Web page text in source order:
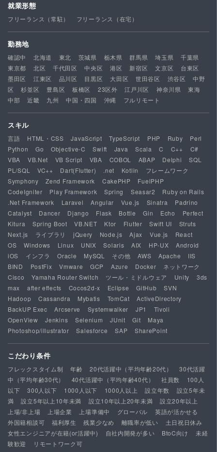
就業形態
フリーランス（常駐） フリーランス（在宅）
勤務地
確認中 北海道 東北 茨城県 栃木県 群馬県 埼玉県
千葉県
東京都
北区 千代田区 中央区 港区 新宿区 文京区
台東区
墨田区
江東区 品川区 目黒区 大田区 世田谷区 渋谷区
中野
区
杉並区 豊島区 板橋区 23区外 江戸川区 神奈川県
東海
中部
近畿 九州 中国・四国 沖縄 フルリモート
スキル
言語 HTML・CSS JavaScript TypeScript PHP Ruby
Perl
Python
Go Objective-C Swift Java Scala C C++
C#
VBA
VB.Net VB Script VBA COBOL ABAP Delphi
SQL
PL/SQL
VC++ Dart(Flutter) .net Kotlin
フレームワーク
Symphony
Zend Framework CakePHP
FuelPHP
CodeIgniter
Play Framework Spring Seasar2
Ruby on Rails
.Net Framework
Laravel Angular Vue.js Sinatra
Padrino
Catalyst
Dancer Django Flask Bottle Gin Echo
Perfect
Kitura
Spring Boot VB.NET Ktor Flutter Swift UI
Struts
Next.js
ライブラリ jQuery Node.js Ajax Vue.js
React
OS
Windows Linux UNIX Solaris AIX HP-UX
Android
iOS
インフラ Oracle MySQL その他 AWS Apache
IIS
BIND
PostFix Vmware GCP Azure Docker
ネットワーク
Cisco
Yamaha Router Switch ツール・ミドルウェア Unity
3ds
max
after effects Cocos2d-x Eclipse GitHub
SVN
Hadoop
Cassandra Mybatis TomCat
ActiveDirectory
BackUP Exec
Arcserve Systemwalker JP1
Tivoli
OpenView
Jenkins Selenium JUnit Git
Maya
Photoshop/illustrator
Salesforce SAP SharePoint
こだわり条件
フレックスタイム制 年齢 20代活躍中（平均年齢20代）
30代活躍
中（平均年齢30代）
40代活躍中（平均年齢40代） 社員数
100人
以下
300人以下 1000人以下 1000人以上 設立年数
設立5年未
満
設立5年以上10年未満 設立10年以上20年未満
設立20年以上
上場/非上場
上場企業 上場準備中 グローバル
英語が活かせる
外国籍相談可
福利厚生 残業少なめ 離職率が低い
土日祝日休み
女性エンジニアが在籍(or活躍中)
自社内開発が多い BtoC向け
未経
験歓迎
リモートワーク可